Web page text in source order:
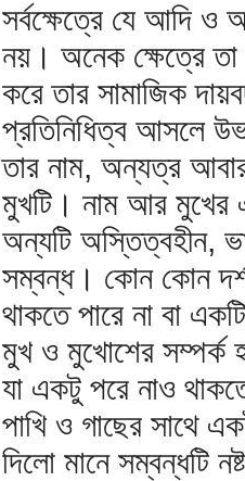
সর্বক্ষেত্রে যে আদি ও
নয়। অনেক ক্ষেত্রে
করে তার সামাজিক
প্রতিনিধিত্ব আসলে
তার নাম, অন্যত্র আবার
মুখটি। নাম আর মুখের
অন্যটি অস্তিত্বহীন,
সম্বন্ধ। কোন কোন
থাকতে পারে না বা
মুখ ও মুখোশের সম্পর্ক
যা একটু পরে নাও
পাখি ও গাছের সাথে
দিলো মানে সম্বন্ধটি